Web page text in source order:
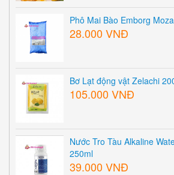
Phô Mai Bào Emborg
28.000 VNĐ
Bơ Lạt động vật Zelachi
105.000 VNĐ
Nước Tro Tàu Alkaline
250ml
39.000 VNĐ